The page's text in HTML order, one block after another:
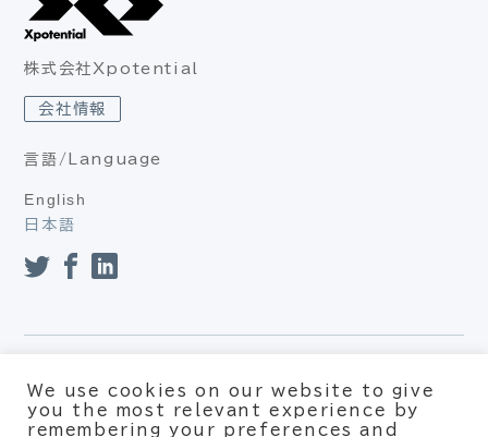
株式会社Xpotential
会社情報
言語/Language
English
日本語
い）
利用約款
We use cookies on our website to give
you the most relevant experience by
remembering your preferences and